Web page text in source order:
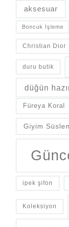
aksesuar
Boncuk İşleme
Christian Dior
duru butik
düğün
Füreya Koral
Giyim
ipek şifon
Koleksiyon